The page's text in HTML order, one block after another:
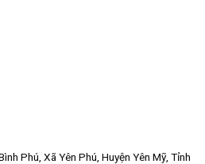
Phú, Xã Yên Phú, Huyện Yên Mỹ, Tỉnh